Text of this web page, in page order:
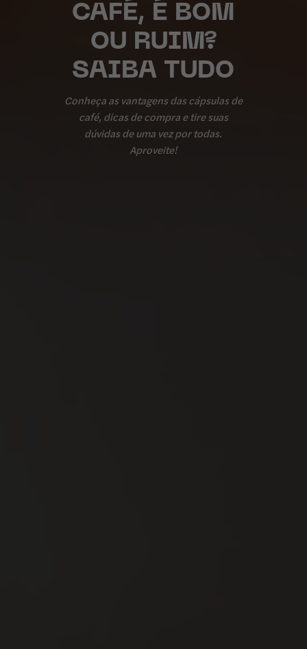
CAFÉ, É BOM
OU RUIM?
SAIBA TUDO
Conheça as vantagens das cápsulas de
café, dicas de compra e tire suas
dúvidas de uma vez por todas.
Aproveite!